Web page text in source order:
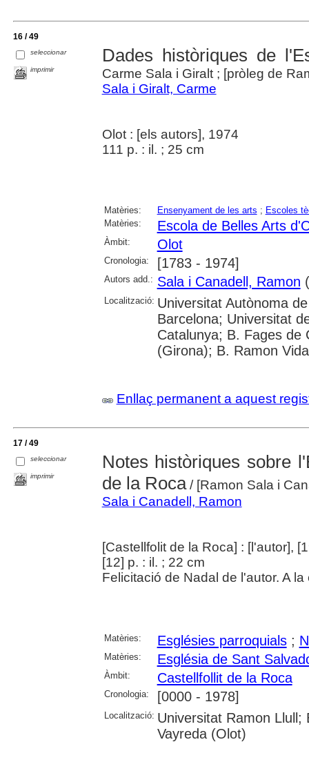
16 / 49
seleccionar
imprimir
Dades històriques de
Carme Sala i Giralt ; [pròleg de
Sala i Giralt, Carme
Olot : [els autors], 1974
111 p. : il. ; 25 cm
Matèries: Ensenyament de les arts ; Escoles
Matèries:
Escola de Belles Arts
Àmbit: Olot
Cronologia: [1783 - 1974]
Autors add.: Sala i Canadell, Ramon
Localització: Universitat Autònoma
Barcelona; Universitat
Catalunya; B. Fages de
(Girona); B. Ramon
Enllaç permanent a aquest
17 / 49
seleccionar
imprimir
Notes històriques sobre
de la Roca/ [Ramon Sala i
Sala i Canadell, Ramon
[Castellfolit de la Roca] : [l'autor],
[12] p. : il. ; 22 cm
Felicitació de Nadal de l'autor. A
Matèries: Esglésies parroquials;
Matèries: Església de Sant
Àmbit: Castellfollit de la Roca
Cronologia: [0000 - 1978]
Localització: Universitat Ramon
Vayreda (Olot)